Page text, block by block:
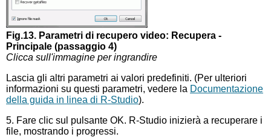
Fig.13. Parametri di recupero video: Recupera -
Principale (passaggio 4)
Clicca sull'immagine per ingrandire
Lascia gli altri parametri ai valori predefiniti. (Per ulteriori
informazioni su questi parametri, vedere la Documentazione
della guida in linea di R-Studio).
5. Fare clic sul pulsante OK. R-Studio inizierà a recuperare i
file, mostrando i progressi.